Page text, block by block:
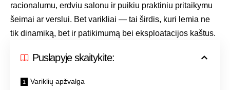
racionalumu, erdviu salonu ir puikiu praktiniu pritaikymu
šeimai ar verslui. Bet varikliai — tai širdis, kuri lemia ne
tik dinamiką, bet ir patikimumą bei eksploatacijos kaštus.
Puslapyje skaitykite:
Variklių apžvalga